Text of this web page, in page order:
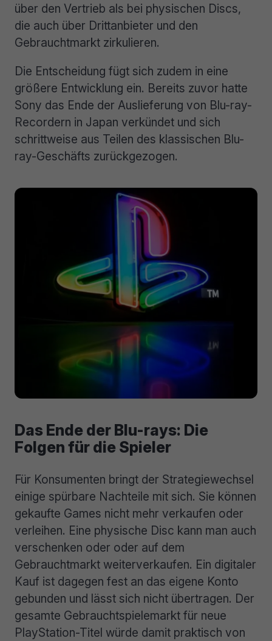
über den Vertrieb als bei physischen Discs,
die auch über Drittanbieter und den
Gebrauchtmarkt zirkulieren.
Die Entscheidung fügt sich zudem in eine
größere Entwicklung ein. Bereits zuvor hatte
Sony das Ende der Auslieferung von Blu-ray-
Recordern in Japan verkündet und sich
schrittweise aus Teilen des klassischen Blu-
ray-Geschäfts zurückgezogen.
Das Ende der Blu-rays: Die
Folgen für die Spieler
Für Konsumenten bringt der Strategiewechsel
einige spürbare Nachteile mit sich. Sie können
gekaufte Games nicht mehr verkaufen oder
verleihen. Eine physische Disc kann man auch
verschenken oder oder auf dem
Gebrauchtmarkt weiterverkaufen. Ein digitaler
Kauf ist dagegen fest an das eigene Konto
gebunden und lässt sich nicht übertragen. Der
gesamte Gebrauchtspielemarkt für neue
PlayStation-Titel würde damit praktisch von